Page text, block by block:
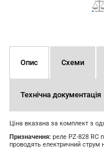
Опис Схеми
Технічна документація
Ціна вказана за комплект з
Призначення: реле PZ-828 RC
проводять електричний струм